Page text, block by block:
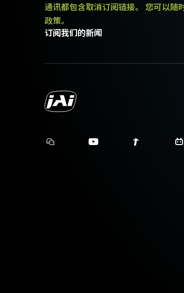
通讯都包含取消订阅链接。 您可以随
政策。
订阅我们的新闻